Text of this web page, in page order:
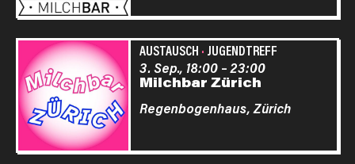
AUSTAUSCH · JUGENDTREFF
Milchbar Zürich
3. Sep., 18:00–23:00
Regenbogenhaus, Zürich